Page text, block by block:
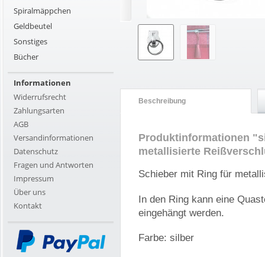
Spiralmäppchen
Geldbeutel
Sonstiges
Bücher
Informationen
Widerrufsrecht
Zahlungsarten
AGB
Versandinformationen
Datenschutz
Fragen und Antworten
Impressum
Über uns
Kontakt
Beschreibung
Produktinformationen
metallisierte
Schieber mit Ring für
In den Ring kann eine
eingehängt werden.
Farbe: silber